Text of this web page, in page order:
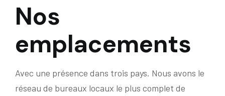
Nos
emplacements
Avec une présence dans trois pays. Nous avons le
réseau de bureaux locaux le plus complet de